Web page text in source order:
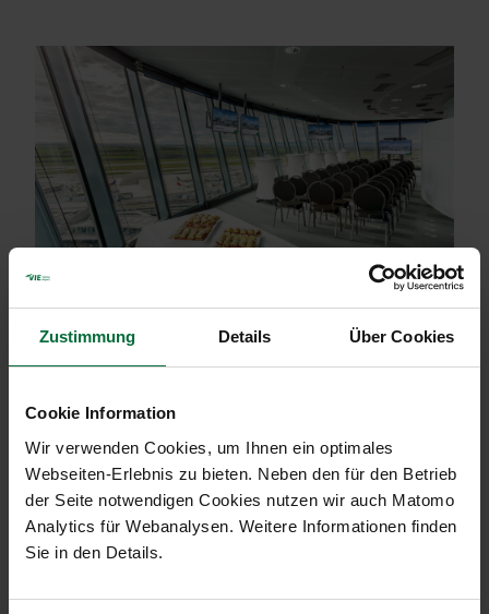
Zustimmung Details Über Cookies
Cookie Information
Wir verwenden Cookies, um Ihnen ein optimales
Webseiten-Erlebnis zu bieten. Neben den für den Betrieb
der Seite notwendigen Cookies nutzen wir auch Matomo
Analytics für Webanalysen. Weitere Informationen finden
Sie in den Details.
Flexible Gestaltung
Die Veranstaltungsfläche auf Level²² kann für
werden. Pressekonferenzen und Medientermine
finden hier ebenso statt wie exklusive Gala-Dinner
oder Konferenzen.
Unser Team unterstützt Sie gerne bei der
detaillierten Planung für Ihr unvergessliches Event.